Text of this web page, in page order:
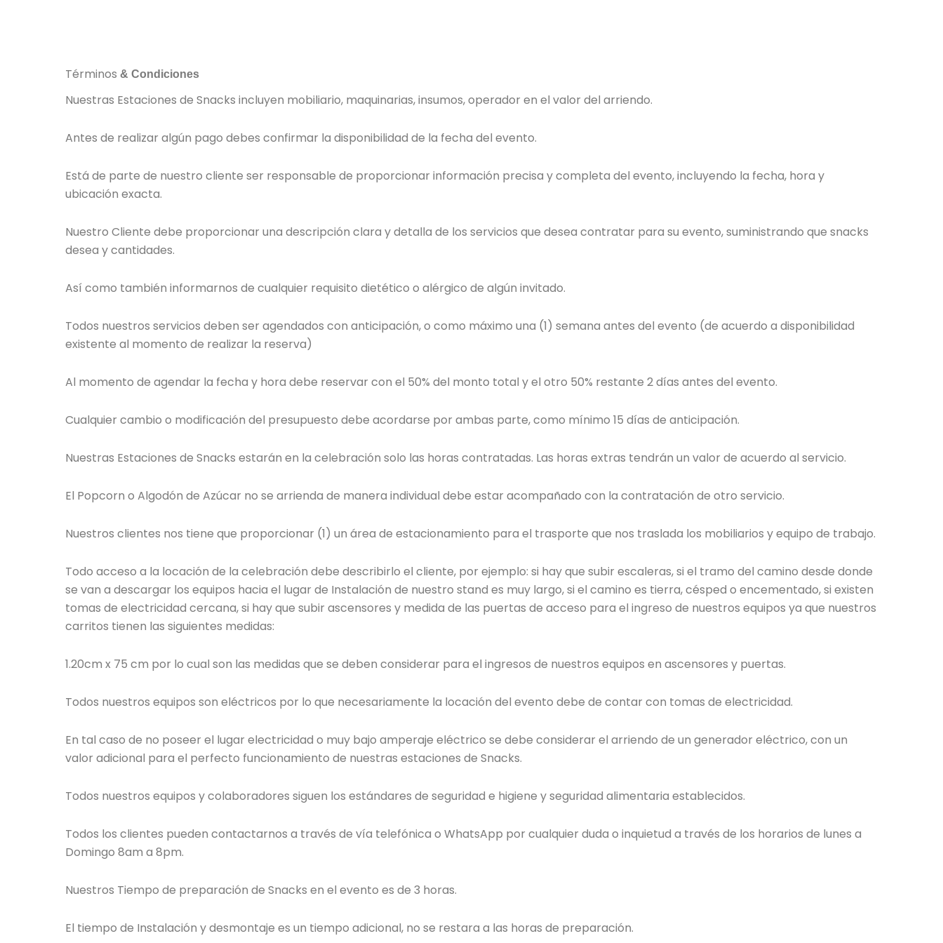
Términos & Condiciones
Nuestras Estaciones de Snacks incluyen mobiliario, maquinarias, insumos, operador en el valor del arriendo.
Antes de realizar algún pago debes confirmar la disponibilidad de la fecha del evento.
Está de parte de nuestro cliente ser responsable de proporcionar información precisa y completa del evento, incluyendo la fecha, hora y
ubicación exacta.
Nuestro Cliente debe proporcionar una descripción clara y detalla de los servicios que desea contratar para su evento, suministrando que snacks
desea y cantidades.
Así como también informarnos de cualquier requisito dietético o alérgico de algún invitado.
Todos nuestros servicios deben ser agendados con anticipación, o como máximo una (1) semana antes del evento (de acuerdo a disponibilidad
existente al momento de realizar la reserva)
Al momento de agendar la fecha y hora debe reservar con el 50% del monto total y el otro 50% restante 2 días antes del evento.
Cualquier cambio o modificación del presupuesto debe acordarse por ambas parte, como mínimo 15 días de anticipación.
Nuestras Estaciones de Snacks estarán en la celebración solo las horas contratadas. Las horas extras tendrán un valor de acuerdo al servicio.
El Popcorn o Algodón de Azúcar no se arrienda de manera individual debe estar acompañado con la contratación de otro servicio.
Nuestros clientes nos tiene que proporcionar (1) un área de estacionamiento para el trasporte que nos traslada los mobiliarios y equipo de trabajo.
Todo acceso a la locación de la celebración debe describirlo el cliente, por ejemplo: si hay que subir escaleras, si el tramo del camino desde donde
se van a descargar los equipos hacia el lugar de Instalación de nuestro stand es muy largo, si el camino es tierra, césped o encementado, si existen
tomas de electricidad cercana, si hay que subir ascensores y medida de las puertas de acceso para el ingreso de nuestros equipos ya que nuestros
carritos tienen las siguientes medidas:
1.20cm x 75 cm por lo cual son las medidas que se deben considerar para el ingresos de nuestros equipos en ascensores y puertas.
Todos nuestros equipos son eléctricos por lo que necesariamente la locación del evento debe de contar con tomas de electricidad.
En tal caso de no poseer el lugar electricidad o muy bajo amperaje eléctrico se debe considerar el arriendo de un generador eléctrico, con un
valor adicional para el perfecto funcionamiento de nuestras estaciones de Snacks.
Todos nuestros equipos y colaboradores siguen los estándares de seguridad e higiene y seguridad alimentaria establecidos.
Todos los clientes pueden contactarnos a través de vía telefónica o WhatsApp por cualquier duda o inquietud a través de los horarios de lunes a
Domingo 8am a 8pm.
Nuestros Tiempo de preparación de Snacks en el evento es de 3 horas.
El tiempo de Instalación y desmontaje es un tiempo adicional, no se restara a las horas de preparación.